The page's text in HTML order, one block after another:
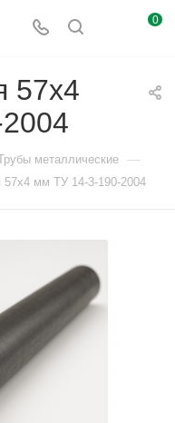
0
57х4
металлические —
57х4 мм ТУ 14-3-190-2004